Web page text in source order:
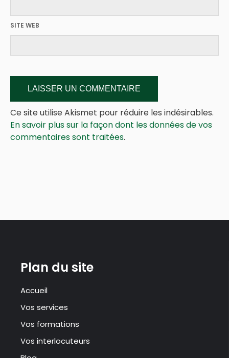
SITE WEB
Ce site utilise Akismet pour réduire les indésirables.
En savoir plus sur la façon dont les données de vos
commentaires sont traitées.
Plan du site
Accueil
Vos services
Vos formations
Vos interlocuteurs